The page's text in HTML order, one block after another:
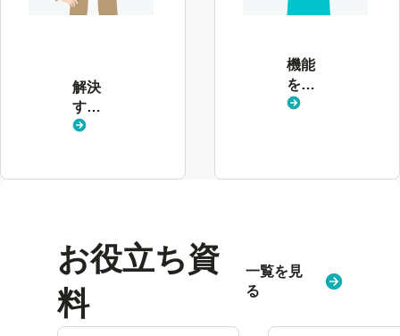
解決
する
課題
機能
を見
る
お役立ち資
料
一覧を見
る